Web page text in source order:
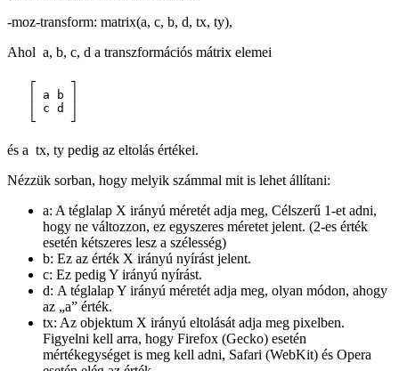
-moz-transform: matrix(a, c, b, d, tx, ty),
Ahol a, b, c, d a transzformációs mátrix elemei
   ┌     ┐
   │ a b │
   │ c d │
   └     ┘
és a tx, ty pedig az eltolás értékei.
Nézzük sorban, hogy melyik számmal mit is lehet állítani:
a: A téglalap X irányú méretét adja meg, Célszerű 1-et adni,
hogy ne változzon, ez egyszeres méretet jelent. (2-es érték
esetén kétszeres lesz a szélesség)
b: Ez az érték X irányú nyírást jelent.
c: Ez pedig Y irányú nyírást.
d: A téglalap Y irányú méretét adja meg, olyan módon, ahogy
az „a” érték.
tx: Az objektum X irányú eltolását adja meg pixelben.
Figyelni kell arra, hogy Firefox (Gecko) esetén
mértékegységet is meg kell adni, Safari (WebKit) és Opera